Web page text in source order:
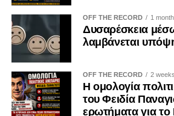
Ισραήλ δεν θεωρεί πως δεσμεύεται
σκέλος της συμφωνίας και υποστηρίζει
να αποσύρει τις δυνάμεις του, εφόσον
αφοπλισμός της Χεζμπολάχ.
Ο ίδιος ο Τραμπ παραδέχθηκε δημόσια
διαφωνία μεταξύ Ουάσιγκτον και Τελ
του Λιβάνου, ενώ άσκησε εκ νέου
OFF THE RECORD 1
Δυσαρέσκεια
λαμβάνεται
OFF THE RECORD 2
Η ομολογία
του Φειδία
ερωτήματα για το